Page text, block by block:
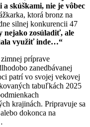
a skúškami, nie je vôbec
ktorá bronz na
silnej konkurencii 47
nejako zosúladiť, ale
využiť inde…“
príprave
zanedbávanej
patrí vo svojej vekovej
tabuľkách 2025
krajinách. Pripravuje sa
dokonca na